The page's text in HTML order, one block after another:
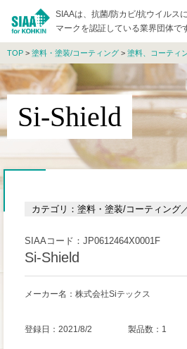
SIAAは、抗菌/防カビ/抗ウイルス
マークを認証している業界団体で
TOP > 塗料・塗装/コーティング > 塗料、コーティ
Si-Shield
カテゴリ：塗料・塗装/コーティング
SIAAコード：JP0612464X0001F
Si-Shield
メーカー名：株式会社Siテックス
登録日：2021/8/2 製品数：1